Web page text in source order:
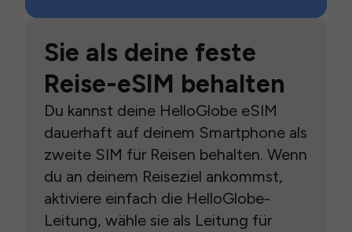
Sie als deine feste
Reise-eSIM behalten
Du kannst deine HelloGlobe eSIM
dauerhaft auf deinem Smartphone als
zweite SIM für Reisen behalten. Wenn
du an deinem Reiseziel ankommst,
aktiviere einfach die HelloGlobe-
Leitung, wähle sie als Leitung für